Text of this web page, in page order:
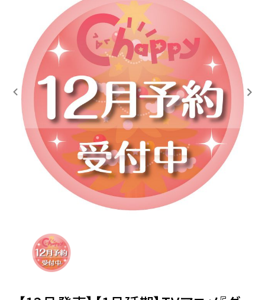
入荷スケジュールをチェック
カプセルトイマシン本体
カプセルトイ
販促用空カプセル
レンタル
景品・玩具・文具
販促用カプセルトイ
ご利用ガイド